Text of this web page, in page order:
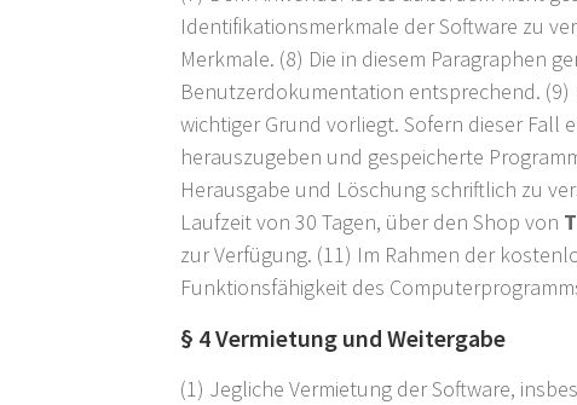
Identifikationsmerkmale der Software zu
Merkmale. (8) Die in diesem Paragraphen
Benutzerdokumentation entsprechend.
wichtiger Grund vorliegt. Sofern dieser Fall
herauszugeben und gespeicherte
Herausgabe und Löschung schriftlich zu
Laufzeit von 30 Tagen, über den Shop von
zur Verfügung. (11) Im Rahmen der
Funktionsfähigkeit des
§ 4 Vermietung und Weitergabe
(1) Jegliche Vermietung der Software,